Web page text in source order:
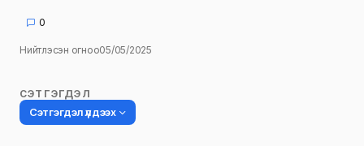
0
Нийтлэсэн огноо05/05/2025
СЭТГЭГДЭЛ
Сэтгэгдэл үлдээх